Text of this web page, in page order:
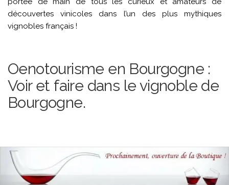
découvertes vinicoles dans l’un des plus mythiques
vignobles français !
Oenotourisme en Bourgogne :
Voir et faire dans le vignoble de
Bourgogne.